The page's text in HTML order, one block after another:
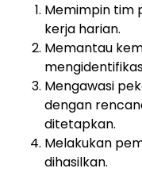
Memimpin tim
kerja harian.
Memantau
Mengawasi
dengan
ditetapkan.
Melakukan
dihasilkan.